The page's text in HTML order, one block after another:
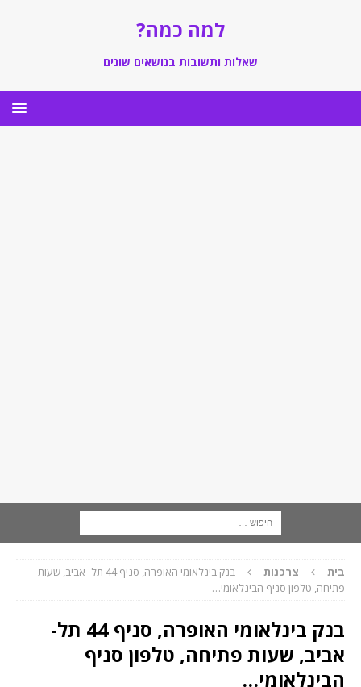
למה כמה?
שאלות ותשובות בנושאים שונים
בית צרכנות
בנק בינלאומי האופרה, סניף 44 תל- אביב, שעות
פתיחה, טלפון סניף הבינלאומי…
בנק בינלאומי האופרה, סניף 44 תל-
אביב, שעות פתיחה, טלפון סניף
הבינלאומי…